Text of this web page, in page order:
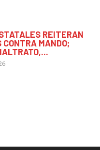
REITERAN
CONTRA MANDO;